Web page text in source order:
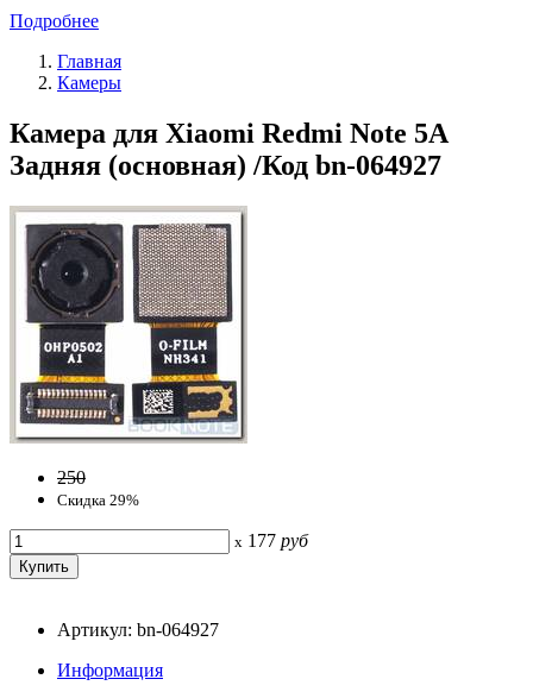
Подробнее
Главная
Камеры
Камера для Xiaomi Redmi Note 5A
Задняя (основная) /Код bn-064927
250
Скидка 29%
x 177 руб
Артикул: bn-064927
Информация